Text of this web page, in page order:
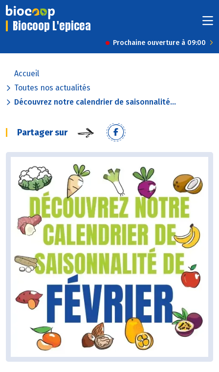
Biocoop L'epicea
Prochaine ouverture à 09:00
Accueil
Toutes nos actualités
Découvrez notre calendrier de saisonnalité...
Partager sur